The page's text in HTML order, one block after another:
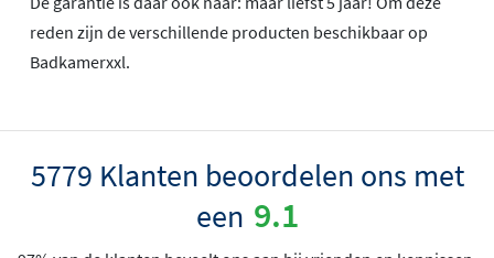
reden zijn de verschillende producten beschikbaar op
Badkamerxxl.
5779 Klanten beoordelen ons met
een 9.1